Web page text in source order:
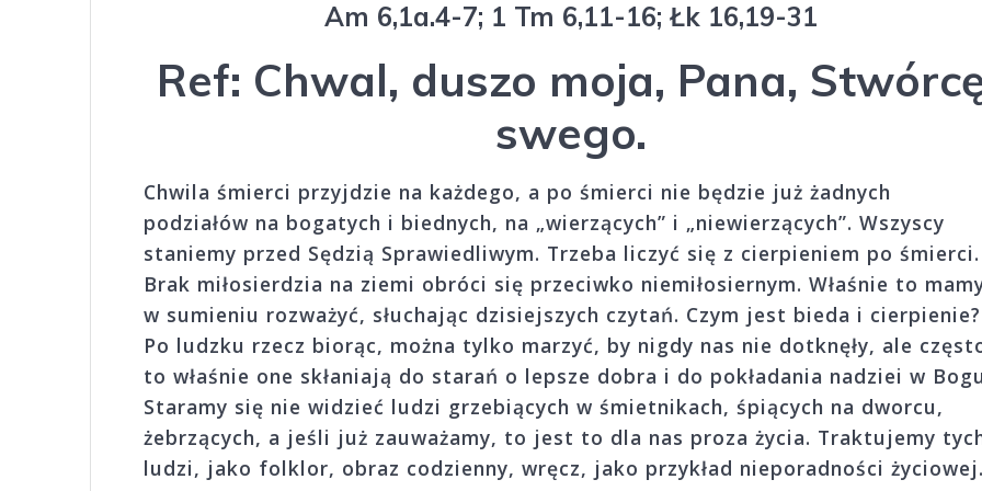
Am 6,1a.4-7; 1 Tm 6,11-16; Łk 16,19-31
Ref: Chwal, duszo moja, Pana,
swego.
Chwila śmierci przyjdzie na każdego, a po śmierci nie będzie już żadnych
podziałów na bogatych i biednych, na „wierzących” i „niewierzących”. Wszyscy
staniemy przed Sędzią Sprawiedliwym. Trzeba liczyć się z cierpieniem po śmierci.
Brak miłosierdzia na ziemi obróci się przeciwko niemiłosiernym. Właśnie to
w sumieniu rozważyć, słuchając dzisiejszych czytań. Czym jest bieda i cierpienie?
Po ludzku rzecz biorąc, można tylko marzyć, by nigdy nas nie dotknęły, ale
to właśnie one skłaniają do starań o lepsze dobra i do pokładania nadziei w
Staramy się nie widzieć ludzi grzebiących w śmietnikach, śpiących na dworcu,
żebrzących, a jeśli już zauważamy, to jest to dla nas proza życia. Traktujemy
ludzi, jako folklor, obraz codzienny, wręcz, jako przykład nieporadności życiowej.